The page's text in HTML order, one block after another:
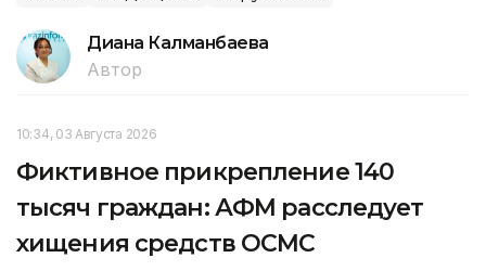
Диана Калманбаева
Автор
10:34, 03 Августа 2026
Фиктивное прикрепление 140
тысяч граждан: АФМ расследует
хищения средств ОСМС